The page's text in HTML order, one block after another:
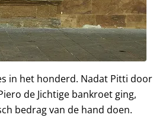
in het honderd. Nadat Pitti door
de Jichtige bankroet ging,
bedrag van de hand doen.